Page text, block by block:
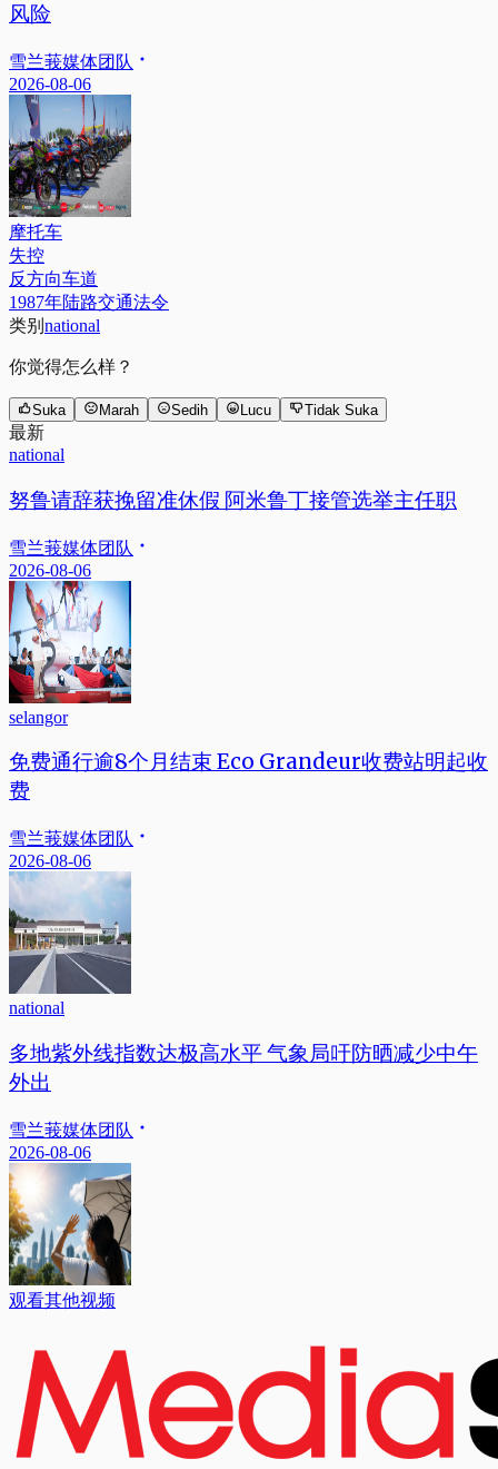
风险
雪兰莪媒体团队
2026-08-06
摩托车
失控
反方向车道
1987年陆路交通法令
类别 national
你觉得怎么样？
Suka Marah Sedih Lucu Tidak Suka
最新
national
努鲁请辞获挽留准休假 阿米鲁丁接管选举主任职
雪兰莪媒体团队
2026-08-06
selangor
免费通行逾8个月结束 Eco Grandeur收费站明起收
费
雪兰莪媒体团队
2026-08-06
national
多地紫外线指数达极高水平 气象局吁防晒减少中午
外出
雪兰莪媒体团队
2026-08-06
观看其他视频